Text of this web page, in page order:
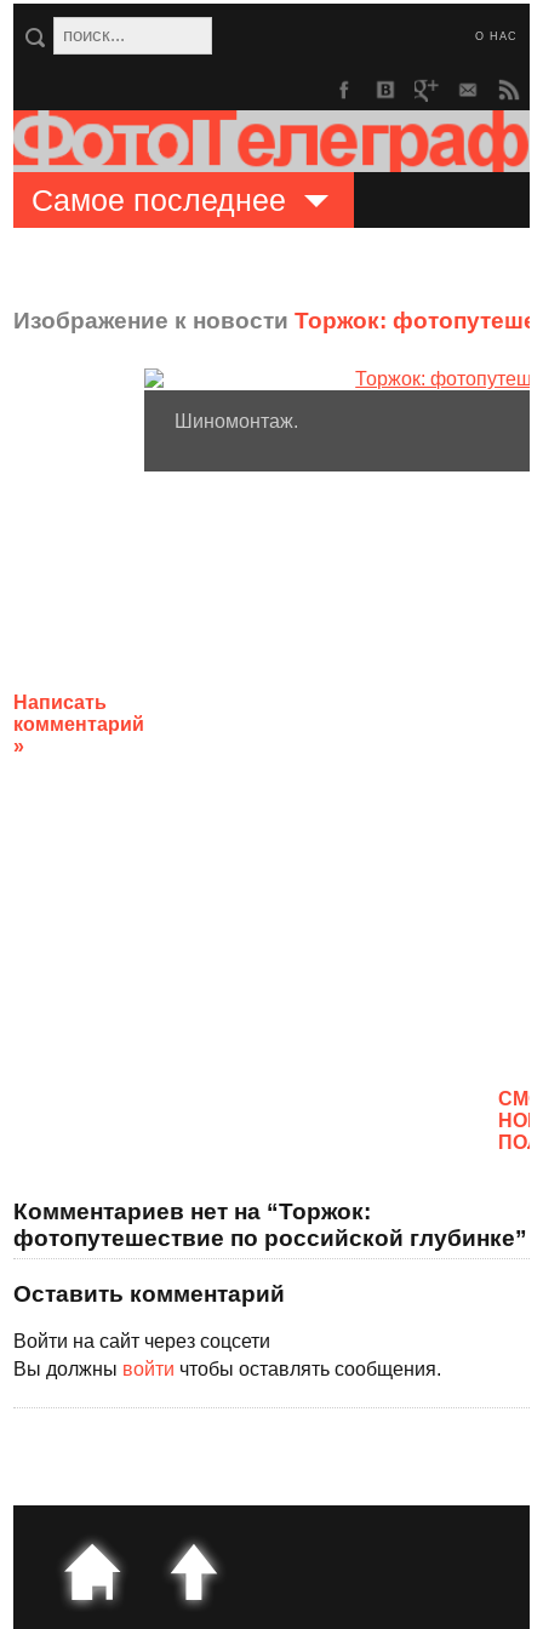
О НАС
Самое последнее
Изображение к новостиТоржок:
Написать
комментарий
»
Шиномонтаж.
Комментариев нет на “Торжок:
фотопутешествие по российской глубинке”
Оставить комментарий
Войти на сайт через соцсети
Вы должны войти чтобы оставлять сообщения.